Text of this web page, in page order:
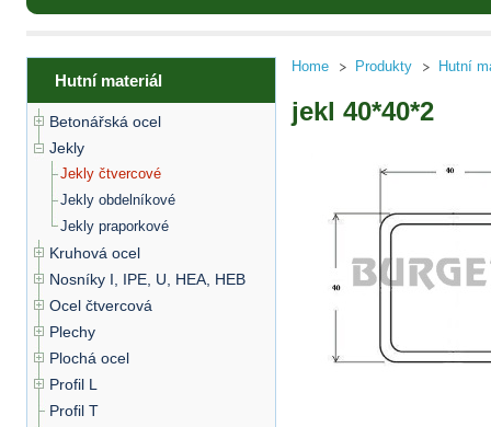
Hutní materiál
Betonářská ocel
Jekly
Jekly čtvercové
Jekly obdelníkové
Jekly praporkové
Kruhová ocel
Nosníky I, IPE, U, HEA, HEB
Ocel čtvercová
Plechy
Plochá ocel
Profil L
Profil T
Home Produkty Hutní
jekl 40*40*2